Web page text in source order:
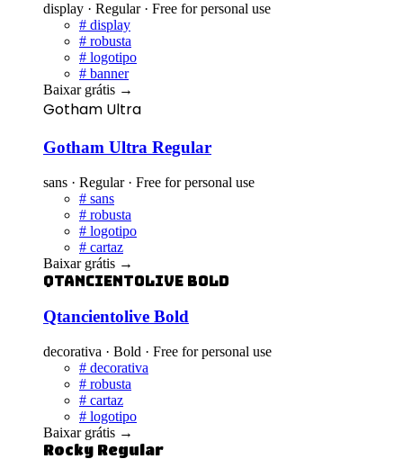
display · Regular · Free for personal use
# display
# robusta
# logotipo
# banner
Baixar grátis →
Gotham Ultra
Gotham Ultra Regular
sans · Regular · Free for personal use
# sans
# robusta
# logotipo
# cartaz
Baixar grátis →
Qtancientolive Bold
Qtancientolive Bold
decorativa · Bold · Free for personal use
# decorativa
# robusta
# cartaz
# logotipo
Baixar grátis →
Rocky Regular